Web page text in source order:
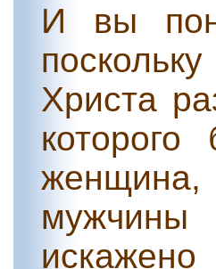
И вы
Христа
женщина,